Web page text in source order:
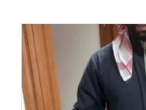
للاستقبال
بالكويت
|
65080771